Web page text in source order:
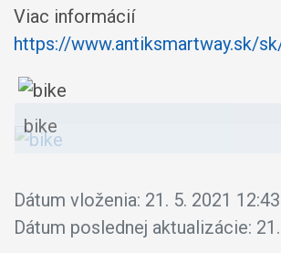
Viac informácií
https://www.antiksmartway.sk/
bike
Dátum vloženia: 21. 5. 2021 12:43
Dátum poslednej aktualizácie: